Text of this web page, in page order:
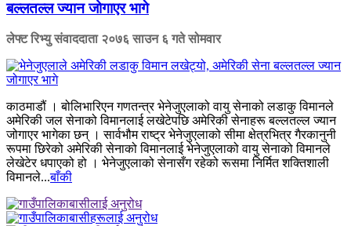
बल्लतल्ल ज्यान जोगाएर भागे
लेफ्ट रिभ्यु संवाददाता २०७६ साउन ६ गते सोमवार
काठमाडौ‌ं । बोलिभारिएन गणतन्त्र भेनेजुएलाको वायु सेनाको लडाकु विमानले
अमेरिकी जल सेनाको विमानलाई लखेटेपछि अमेरिकी सेनाहरू बल्लतल्ल ज्यान
जोगाएर भागेका छन् । सार्वभौम राष्ट्र भेनेजुएलाको सीमा क्षेत्रभित्र गैरकानुनी
रूपमा छिरेको अमेरिकी सेनाको विमानलाई भेनेजुएलाको वायु सेनाको विमानले
लेखेटेर धपाएको हो । भेनेजुएलाको सेनासँग रहेको रूसमा निर्मित शक्तिशाली
विमानले...बाँकी